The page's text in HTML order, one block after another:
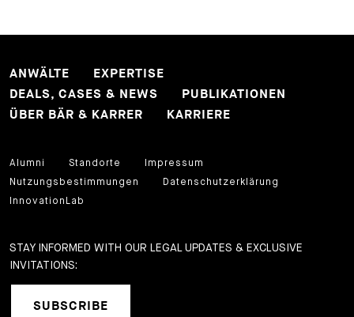
ANWÄLTE
EXPERTISE
DEALS, CASES & NEWS
PUBLIKATIONEN
ÜBER BÄR & KARRER
KARRIERE
Alumni Standorte
Impressum
Nutzungsbestimmungen
Datenschutzerklärung
InnovationLab
STAY INFORMED WITH OUR LEGAL UPDATES & EXCLUSIVE
INVITATIONS:
SUBSCRIBE